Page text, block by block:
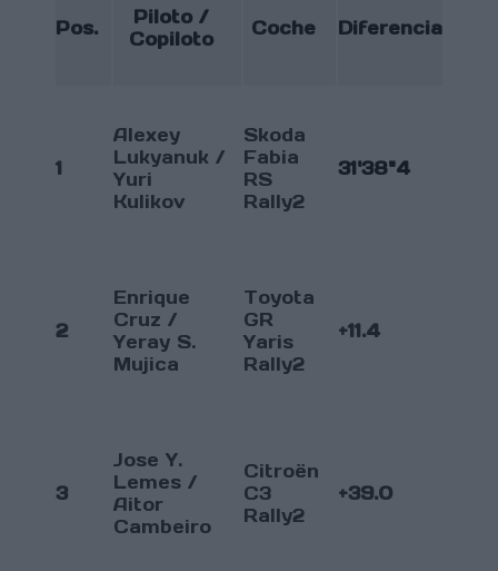
Pos.
Piloto /
Copiloto
Coche Diferencia
1
Alexey
Lukyanuk /
Yuri
Kulikov
Skoda
Fabia
RS
Rally2
31'38"4
2
Enrique
Cruz /
Yeray S.
Mujica
Toyota
GR
Yaris
Rally2
+11.4
3
Jose Y.
Lemes /
Aitor
Cambeiro
Citroën
C3
Rally2
+39.0